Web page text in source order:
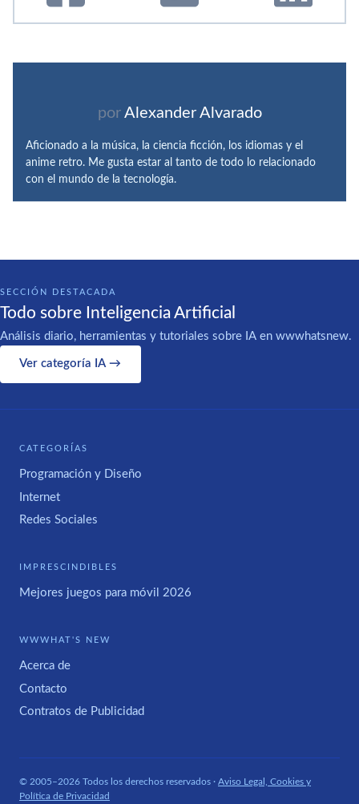
por Alexander Alvarado
Aficionado a la música, la ciencia ficción, los idiomas y el
anime retro. Me gusta estar al tanto de todo lo relacionado
con el mundo de la tecnología.
SECCIÓN DESTACADA
Todo sobre Inteligencia Artificial
Análisis diario, herramientas y tutoriales sobre IA en wwwhatsnew.
Ver categoría IA →
CATEGORÍAS
Programación y Diseño
Internet
Redes Sociales
IMPRESCINDIBLES
Mejores juegos para móvil 2026
WWWHAT'S NEW
Acerca de
Contacto
Contratos de Publicidad
© 2005–2026 Todos los derechos reservados · Aviso Legal, Cookies y
Política de Privacidad